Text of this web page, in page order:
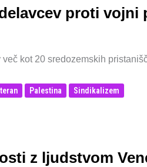
proti vojni
kot 20 sredozemskih
Palestina Sindikalizem
z ljudstvom